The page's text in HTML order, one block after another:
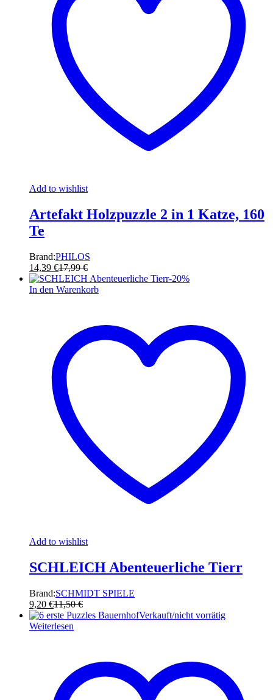
Add to wishlist
Artefakt Holzpuzzle 2 in 1 Katze, 160
Te
Brand:PHILOS
14,39 €17,99€
-20%
In den Warenkorb
Add to wishlist
SCHLEICH Abenteuerliche Tierr
Brand:SCHMIDT SPIELE
9,20 €11,50€
Verkauft/nicht vorrätig
Weiterlesen